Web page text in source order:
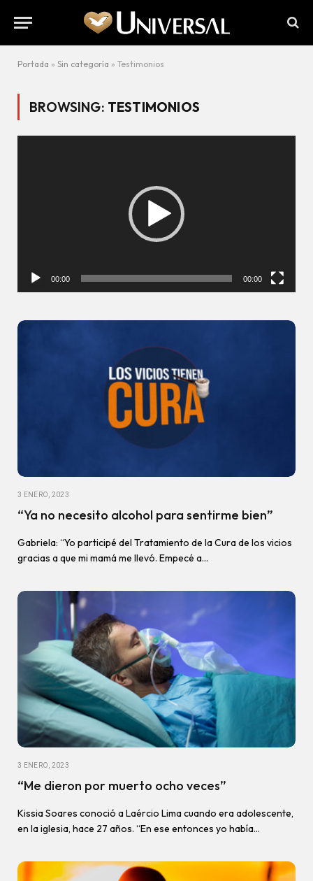
Portada » Sin categoría » Testimonios
BROWSING: TESTIMONIOS
00:00 00:00
3 ENERO, 2023
“Ya no necesito alcohol para sentirme bien”
Gabriela: “Yo participé del Tratamiento de la Cura de los vicios
gracias a que mi mamá me llevó. Empecé a…
3 ENERO, 2023
“Me dieron por muerto ocho veces”
Kissia Soares conoció a Laércio Lima cuando era adolescente,
en la iglesia, hace 27 años. “En ese entonces yo había…